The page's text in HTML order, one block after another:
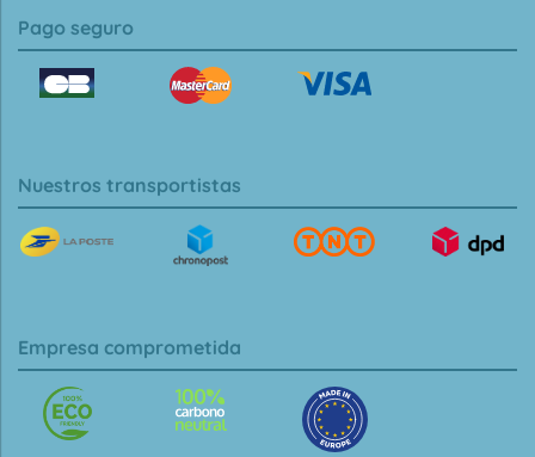
Pago seguro
Nuestros transportistas
Empresa comprometida